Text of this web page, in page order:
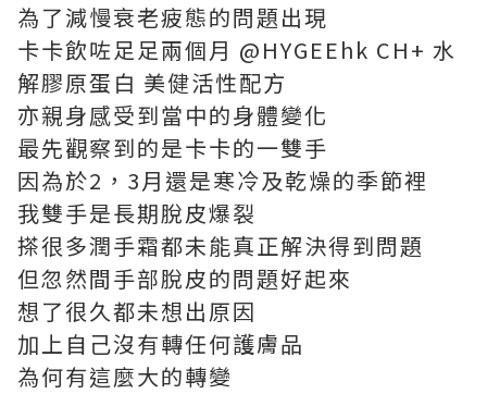
為了減慢衰老疲態的問題出現
卡卡飲咗足足兩個月 @HYGEEhk CH+ 水
解膠原蛋白 美健活性配方
亦親身感受到當中的身體變化
最先觀察到的是卡卡的一雙手
因為於2，3月還是寒冷及乾燥的季節裡
我雙手是長期脫皮爆裂
搽很多潤手霜都未能真正解決得到問題
但忽然間手部脫皮的問題好起來
想了很久都未想出原因
加上自己沒有轉任何護膚品
為何有這麼大的轉變